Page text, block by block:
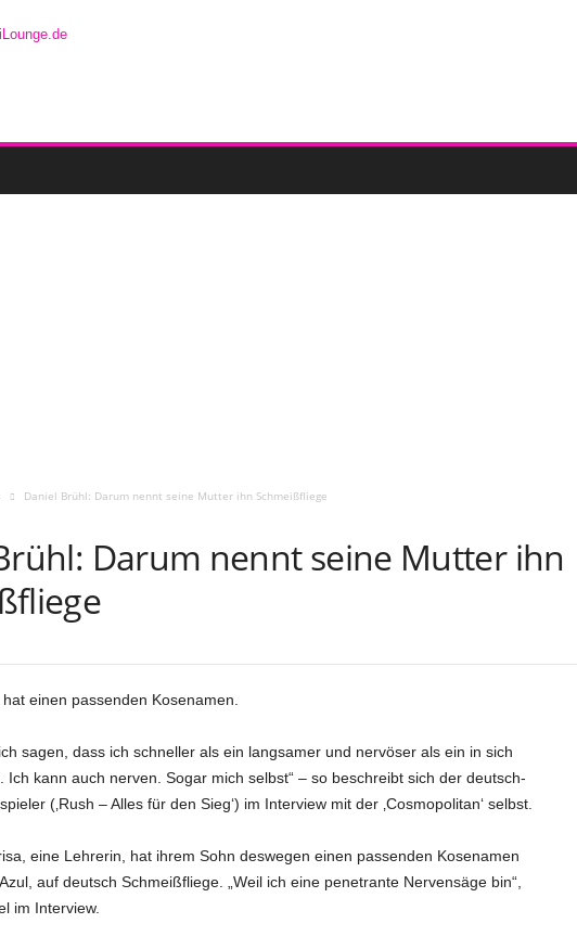
Daniel Brühl: Darum nennt seine Mutter ihn Schmeißfliege
Darum nennt seine Mutter ihn
einen passenden Kosenamen.
sagen, dass ich schneller als ein langsamer und nervöser als ein in sich
Ich kann auch nerven. Sogar mich selbst“ – so beschreibt sich der deutsch-
(‚Rush – Alles für den Sieg‘) im Interview mit der ‚Cosmopolitan‘ selbst.
eine Lehrerin, hat ihrem Sohn deswegen einen passenden Kosenamen
auf deutsch Schmeißfliege. „Weil ich eine penetrante Nervensäge bin“,
im Interview.